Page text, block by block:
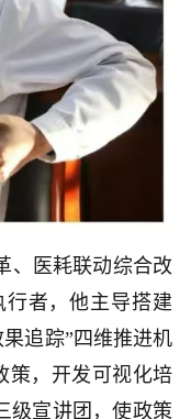
、医耗联动综合改
行者，他主导搭建
追踪”四维推进机
策，开发可视化培
级宣讲团，使政策